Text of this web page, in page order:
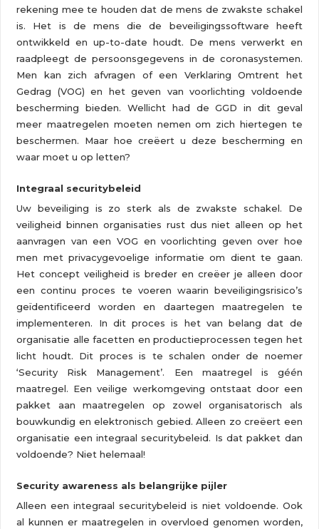
rekening mee te houden dat de mens de zwakste schakel
is. Het is de mens die de beveiligingssoftware heeft
ontwikkeld en up-to-date houdt. De mens verwerkt en
raadpleegt de persoonsgegevens in de coronasystemen.
Men kan zich afvragen of een Verklaring Omtrent het
Gedrag (VOG) en het geven van voorlichting voldoende
bescherming bieden. Wellicht had de GGD in dit geval
meer maatregelen moeten nemen om zich hiertegen te
beschermen. Maar hoe creëert u deze bescherming en
waar moet u op letten?
Integraal securitybeleid
Uw beveiliging is zo sterk als de zwakste schakel. De
veiligheid binnen organisaties rust dus niet alleen op het
aanvragen van een VOG en voorlichting geven over hoe
men met privacygevoelige informatie om dient te gaan.
Het concept veiligheid is breder en creëer je alleen door
een continu proces te voeren waarin beveiligingsrisico’s
geïdentificeerd worden en daartegen maatregelen te
implementeren. In dit proces is het van belang dat de
organisatie alle facetten en productieprocessen tegen het
licht houdt. Dit proces is te schalen onder de noemer
‘Security Risk Management’. Een maatregel is géén
maatregel. Een veilige werkomgeving ontstaat door een
pakket aan maatregelen op zowel organisatorisch als
bouwkundig en elektronisch gebied. Alleen zo creëert een
organisatie een integraal securitybeleid. Is dat pakket dan
voldoende? Niet helemaal!
Security awareness als belangrijke pijler
Alleen een integraal securitybeleid is niet voldoende. Ook
al kunnen er maatregelen in overvloed genomen worden,